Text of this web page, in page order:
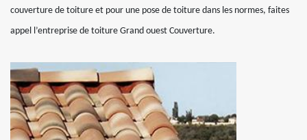
couverture de toiture et pour une pose de toiture dans les normes, faites
appel l’entreprise de toiture Grand ouest Couverture.